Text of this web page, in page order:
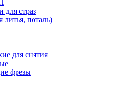
для страз
литья, поталь)
для снятия
фрезы